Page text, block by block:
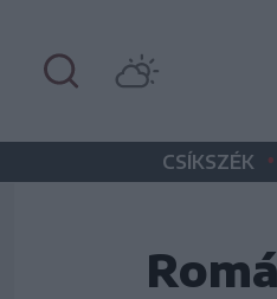
CSÍKSZÉK •